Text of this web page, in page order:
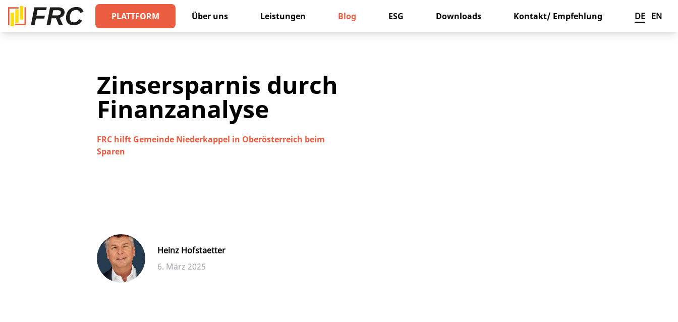
PLATTFORM Über uns Leistungen Blog ESG Downloads Kontakt/ Empfehlung DE EN
Zinsersparnis durch
Finanzanalyse
FRC hilft Gemeinde Niederkappel in Oberösterreich beim
Sparen
Heinz Hofstaetter
6. März 2025